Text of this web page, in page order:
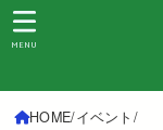
MENU
HOME イベント